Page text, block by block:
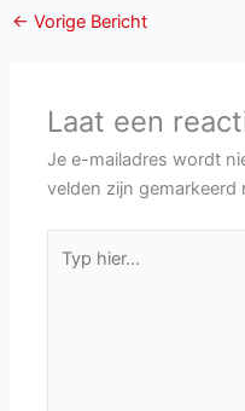
← Vorige Bericht
Laat een
Je e-mailadres wordt
velden zijn gemarkeerd
hier...